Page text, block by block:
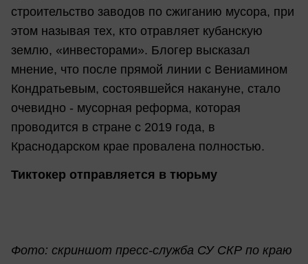
строительство заводов по сжиганию мусора, при
этом называя тех, кто отравляет кубанскую
землю, «инвесторами». Блогер высказал
мнение, что после прямой линии с Вениамином
Кондратьевым, состоявшейся накануне, стало
очевидно - мусорная реформа, которая
проводится в стране с 2019 года, в
Краснодарском крае провалена полностью.
Тиктокер отправляется в тюрьму
Фото: скриншот пресс-служба СУ СКР по краю